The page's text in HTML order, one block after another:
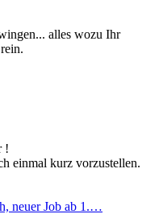
alles wozu Ihr
!
einmal kurz vorzustellen.
neuer Job ab 1.…